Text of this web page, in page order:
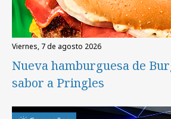
viernes, 7 de agosto 2026
Nueva hamburguesa de
sabor a Pringles